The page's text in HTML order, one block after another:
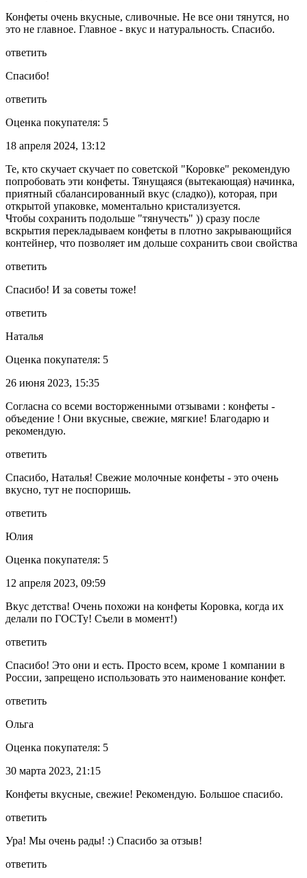
Конфеты очень вкусные, сливочные. Не все они тянутся, но
это не главное. Главное - вкус и натуральность. Спасибо.
ответить
Спасибо!
ответить
Оценка покупателя: 5
18 апреля 2024, 13:12
Те, кто скучает скучает по советской "Коровке" рекомендую
попробовать эти конфеты. Тянущаяся (вытекающая) начинка,
приятный сбалансированный вкус (сладко)), которая, при
открытой упаковке, моментально кристализуется.
Чтобы сохранить подольше "тянучесть" )) сразу после
вскрытия перекладываем конфеты в плотно закрывающийся
контейнер, что позволяет им дольше сохранить свои свойства
ответить
Спасибо! И за советы тоже!
ответить
Наталья
Оценка покупателя: 5
26 июня 2023, 15:35
Согласна со всеми восторженными отзывами : конфеты -
объедение ! Они вкусные, свежие, мягкие! Благодарю и
рекомендую.
ответить
Спасибо, Наталья! Свежие молочные конфеты - это очень
вкусно, тут не поспоришь.
ответить
Юлия
Оценка покупателя: 5
12 апреля 2023, 09:59
Вкус детства! Очень похожи на конфеты Коровка, когда их
делали по ГОСТу! Съели в момент!)
ответить
Спасибо! Это они и есть. Просто всем, кроме 1 компании в
России, запрещено использовать это наименование конфет.
ответить
Ольга
Оценка покупателя: 5
30 марта 2023, 21:15
Конфеты вкусные, свежие! Рекомендую. Большое спасибо.
ответить
Ура! Мы очень рады! :) Спасибо за отзыв!
ответить